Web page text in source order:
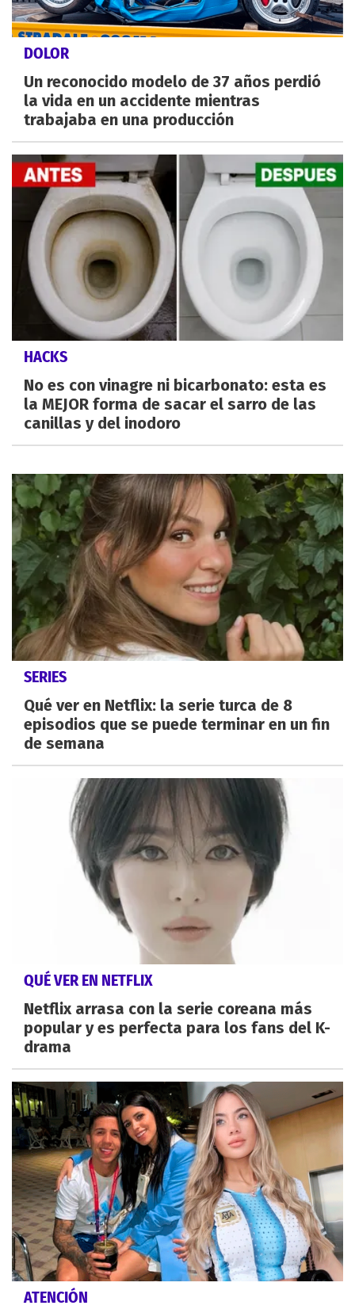
DOLOR
Un reconocido modelo de 37 años perdió
la vida en un accidente mientras
trabajaba en una producción
HACKS
No es con vinagre ni bicarbonato: esta es
la MEJOR forma de sacar el sarro de las
canillas y del inodoro
SERIES
Qué ver en Netflix: la serie turca de 8
episodios que se puede terminar en un fin
de semana
QUÉ VER EN NETFLIX
Netflix arrasa con la serie coreana más
popular y es perfecta para los fans del K-
drama
ATENCIÓN